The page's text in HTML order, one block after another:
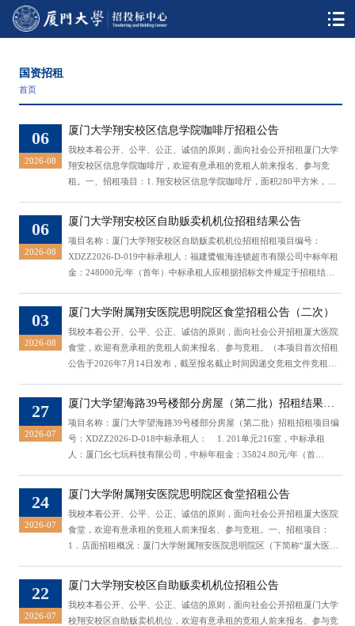
国资招租
首页
06
2026-08
厦门大学翔安校区信息学院咖啡厅招租公告
我校本着公开、公平、公正、诚信的原则，面向社会公开招租厦门大学
翔安校区信息学院咖啡厅，欢迎有意承租的竞租人前来报名、参与竞
租。一、招租项目：1. 翔安校区信息学院咖啡厅，面积280平方米，年
厅独立设置水电表，水电费安装费用及日常水电费由承租人承担；3.4禁
止使用明火。4.服务要求：该咖啡厅为教学辅助服务用房，...
06
2026-08
厦门大学翔安校区自助贩卖机机位招租结果公告
项目名称：厦门大学翔安校区自助贩卖机机位招租招租项目编号：
XDZZ2026-D-019中标承租人：福建鹭银海连锁超市有限公司中标年租
金：248000元/年（首年）中标承租人应根据招标文件规定于招租结果
老师，0592-2182285。特此公告。厦门大学招投标中心 2026年8月6日
03
2026-08
厦门大学附属翔安医院思明院区食堂招租公告（二次）
我校本着公开、公平、公正、诚信的原则，面向社会公开招租厦大医院
食堂，欢迎有意承租的竞租人前来报名、参与竞租。（本项目首次招租
公告于2026年7月14日发布，截至报名截止时间因递交竞租文件竞租人
医院”）食堂，计租面积120平方米，承租后经营项目限定为食堂，底标
价36000元/年。2. 店面限定经营项目：...
27
2026-07
厦门大学望海路39号楼部分房屋（第二批）招租结果公
项目名称：厦门大学望海路39号楼部分房屋（第二批）招租招租项目编
号：XDZZ2026-D-018中标承租人： 1. 201单元216室，中标承租
人：厦门幺七玩科技有限公司，中标年租金：35824.80元/年（首
承租人：厦门好势未来科技有限公司，中标年租金：26421.12元/年（首
年）； 4. 301单元316室，中标承租人：...
24
2026-07
厦门大学附属翔安医院思明院区食堂招租公告
我校本着公开、公平、公正、诚信的原则，面向社会公开招租厦大医院
食堂，欢迎有意承租的竞租人前来报名、参与竞租。一、招租项目：
1．店面招租概况：厦门大学附属翔安医院思明院区（下简称“厦大医
面招租年限5年，租金前2年不变，从第3年起，在前一年的基础上租金
每年递增5%，租金按自然季度支付。...
22
2026-07
厦门大学翔安校区自助贩卖机机位招租公告
我校本着公开、公平、公正、诚信的原则，面向社会公开招租厦门大学
校翔安校区自助贩卖机机位，欢迎有意承租的竞租人前来报名、参与竞